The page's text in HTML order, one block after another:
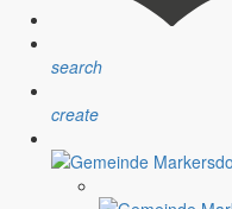
search
create
kann nicht darüber